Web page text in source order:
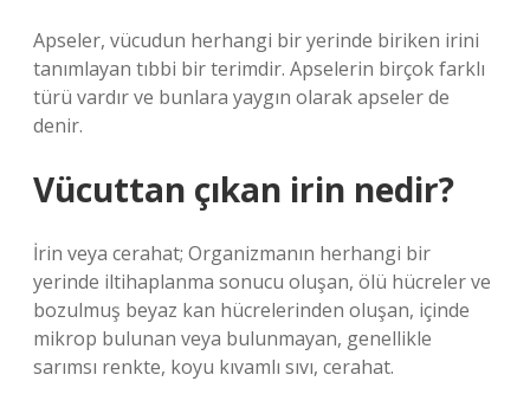
Apseler, vücudun herhangi bir yerinde biriken irini
tanımlayan tıbbi bir terimdir. Apselerin birçok farklı
türü vardır ve bunlara yaygın olarak apseler de
denir.
Vücuttan çıkan irin nedir?
İrin veya cerahat; Organizmanın herhangi bir
yerinde iltihaplanma sonucu oluşan, ölü hücreler ve
bozulmuş beyaz kan hücrelerinden oluşan, içinde
mikrop bulunan veya bulunmayan, genellikle
sarımsı renkte, koyu kıvamlı sıvı, cerahat.